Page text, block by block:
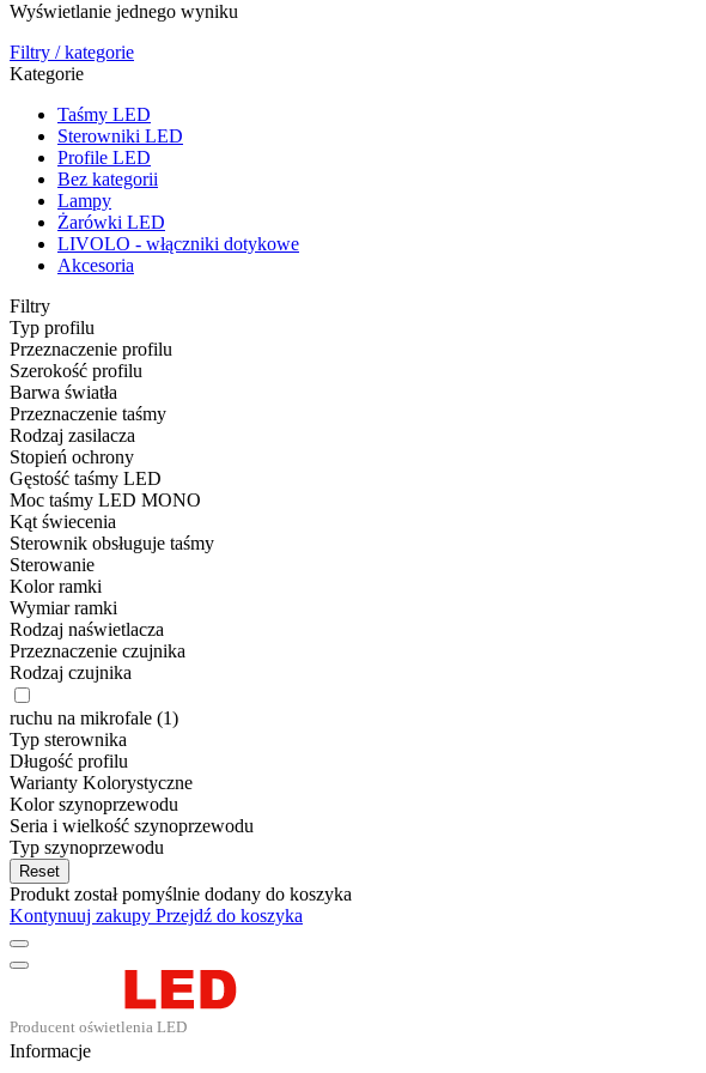
Wyświetlanie jednego wyniku
Filtry / kategorie
Kategorie
Taśmy LED
Sterowniki LED
Profile LED
Bez kategorii
Lampy
Żarówki LED
LIVOLO - włączniki dotykowe
Akcesoria
Filtry
Typ profilu
Przeznaczenie profilu
Szerokość profilu
Barwa światła
Przeznaczenie taśmy
Rodzaj zasilacza
Stopień ochrony
Gęstość taśmy LED
Moc taśmy LED MONO
Kąt świecenia
Sterownik obsługuje taśmy
Sterowanie
Kolor ramki
Wymiar ramki
Rodzaj naświetlacza
Przeznaczenie czujnika
Rodzaj czujnika
ruchu na mikrofale (1)
Typ sterownika
Długość profilu
Warianty Kolorystyczne
Kolor szynoprzewodu
Seria i wielkość szynoprzewodu
Typ szynoprzewodu
Reset
Produkt został pomyślnie dodany do koszyka
Kontynuuj zakupy Przejdź do koszyka
Informacje